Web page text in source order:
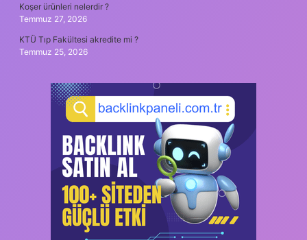
Koşer ürünleri nelerdir ?
Temmuz 27, 2026
KTÜ Tıp Fakültesi akredite mi ?
Temmuz 25, 2026